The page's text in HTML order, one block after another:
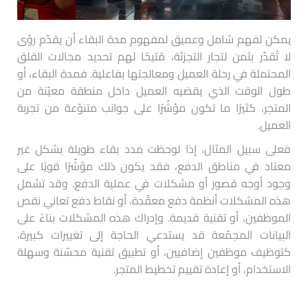
يمكن لفهم شامل وعميق لمفهوم مدة البقاء أن يقدّم رؤى
لا تُقدَّر بثمن لتجار التجزئة، مُتيحًا لهم تحديد مجالات القلق
المحتملة في رحلة العميل ومعالجتها بفاعلية. فمدة البقاء، أو
طول الوقت الذي يقضيه العميل داخل منطقة معيّنة من
المتجر، كثيرًا ما تكون مؤشّرًا على جوانب متنوّعة من تجربة
العميل.
فعلى سبيل المثال، إذا لوحظت مدد بقاء طويلة بشكل غير
معتاد في مناطق الدفع، فقد يكون ذلك مؤشّرًا قويًا على
وجود أوجه قصور أو مشكلات في عملية الدفع. وقد تشمل
هذه المشكلات أنظمة دفع معقّدة، أو نقاط دفع تعاني نقص
الموظفين، أو تقنية قديمة. وإدراك هذه المشكلات بناءً على
البيانات المجمّعة قد يستدعي الحاجة إلى تغييرات كبيرة،
كتوظيف موظفين إضافيين، أو تطبيق تقنية محسّنة وسهلة
الاستخدام، أو إعادة تقييم تخطيط المتجر.